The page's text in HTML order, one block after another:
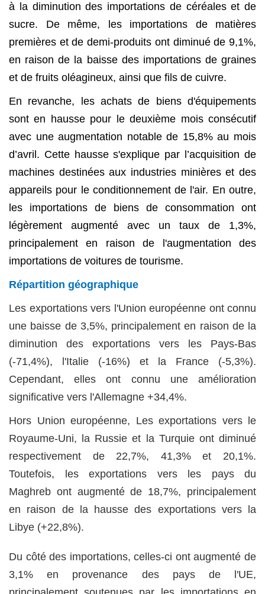
à la diminution des importations de céréales et de
sucre. De même, les importations de matières
premières et de demi-produits ont diminué de 9,1%,
en raison de la baisse des importations de graines
et de fruits oléagineux, ainsi que fils de cuivre.
En revanche, les achats de biens d'équipements
sont en hausse pour le deuxième mois consécutif
avec une augmentation notable de 15,8% au mois
d’avril. Cette hausse s'explique par l’acquisition de
machines destinées aux industries minières et des
appareils pour le conditionnement de l'air. En outre,
les importations de biens de consommation ont
légèrement augmenté avec un taux de 1,3%,
principalement en raison de l'augmentation des
importations de voitures de tourisme.
Répartition géographique
Les exportations vers l'Union européenne ont connu
une baisse de 3,5%, principalement en raison de la
diminution des exportations vers les Pays-Bas
(-71,4%), l'Italie (-16%) et la France (-5,3%).
Cependant, elles ont connu une amélioration
significative vers l'Allemagne +34,4%.
Hors Union européenne, Les exportations vers le
Royaume-Uni, la Russie et la Turquie ont diminué
respectivement de 22,7%, 41,3% et 20,1%.
Toutefois, les exportations vers les pays du
Maghreb ont augmenté de 18,7%, principalement
en raison de la hausse des exportations vers la
Libye (+22,8%).
Du côté des importations, celles-ci ont augmenté de
3,1% en provenance des pays de l'UE,